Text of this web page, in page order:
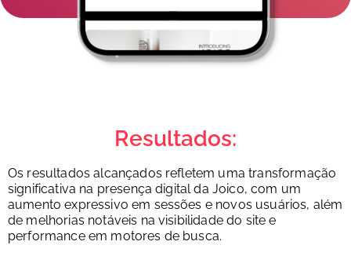
Resultados:
Os resultados alcançados refletem uma transformação
significativa na presença digital da Joico, com um
aumento expressivo em sessões e novos usuários, além
de melhorias notáveis na visibilidade do site e
performance em motores de busca.